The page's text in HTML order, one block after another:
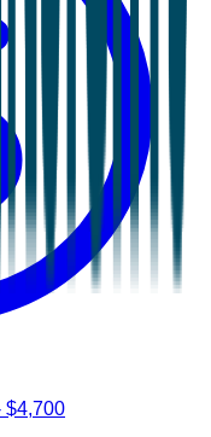
$4,700